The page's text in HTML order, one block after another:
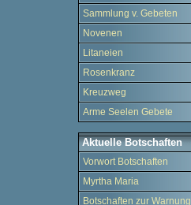
Sammlung v. Gebeten
Novenen
Litaneien
Rosenkranz
Kreuzweg
Arme Seelen Gebete
Aktuelle Botschaften
Vorwort Botschaften
Myrtha Maria
Botschaften zur Warnung